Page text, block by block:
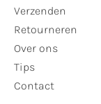
Verzenden
Retourneren
Over ons
Tips
Contact